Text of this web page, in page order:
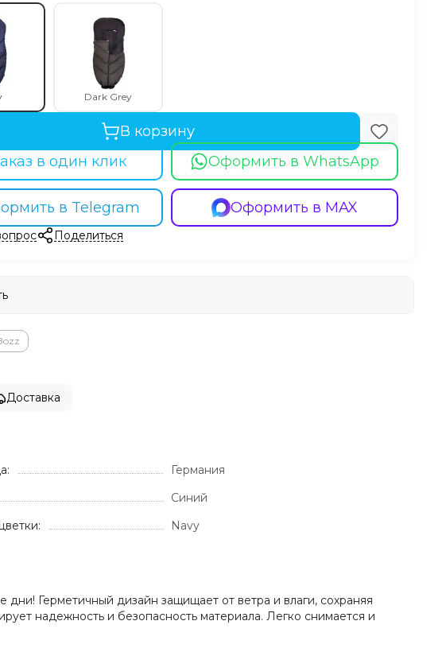
Dark Grey
В корзину
Оформить в WhatsApp
в Telegram Оформить в MAX
в один клик
Поделиться
Доставка
Германия
Синий
Navy
Герметичный дизайн защищает от ветра и влаги, сохраняя
надежность и безопасность материала. Легко снимается и